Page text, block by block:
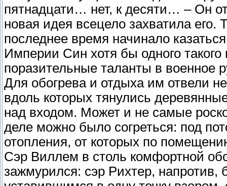
пятнадцати… нет, к десяти… – Он
новая идея всецело захватила его.
последнее время начинало
Империи Син хотя бы одного такого
поразительные таланты в военное
Для обогрева и отдыха им отвели
вдоль которых тянулись
над входом. Может и не самые
деле можно было согреться: под
отопления, от которых по
Сэр Виллем в столь комфортной
зажмурился: сэр Рихтер,